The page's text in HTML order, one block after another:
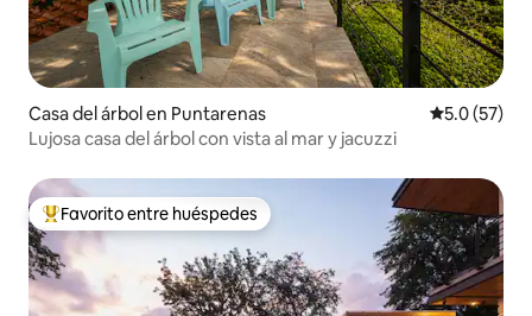
Casa del árbol en Puntarenas Calificación
5.0 (57)
Lujosa casa del árbol con vista al mar y jacuzzi
Favorito entre huéspedes preferido
Favorito entre huéspedes